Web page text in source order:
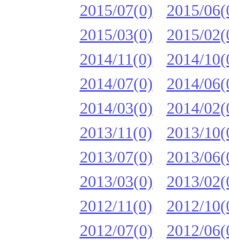
2015/07(0)
2015/
2015/03(0)
2015/
2014/11(0)
2014/
2014/07(0)
2014/
2014/03(0)
2014/
2013/11(0)
2013/
2013/07(0)
2013/
2013/03(0)
2013/
2012/11(0)
2012/
2012/07(0)
2012/